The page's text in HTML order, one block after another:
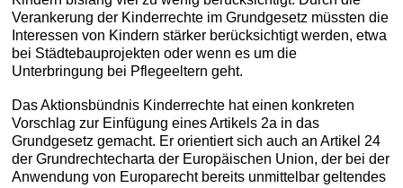
Verankerung der Kinderrechte im Grundgesetz müssten die
Interessen von Kindern stärker berücksichtigt werden, etwa
bei Städtebauprojekten oder wenn es um die
Unterbringung bei Pflegeeltern geht.
Das Aktionsbündnis Kinderrechte hat einen konkreten
Vorschlag zur Einfügung eines Artikels 2a in das
Grundgesetz gemacht. Er orientiert sich auch an Artikel 24
der Grundrechtecharta der Europäischen Union, der bei der
Anwendung von Europarecht bereits unmittelbar geltendes